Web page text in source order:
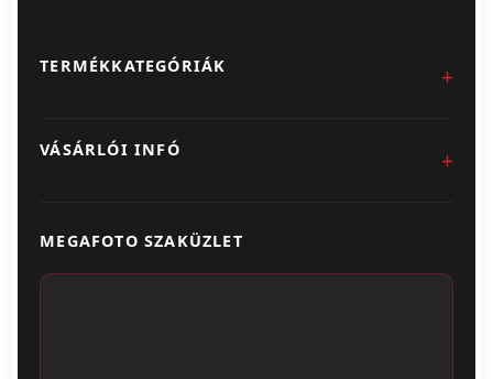
TERMÉKKATEGÓRIÁK
Fotókidolgozás
Poszter & Falikép
Fotónaptár
VÁSÁRLÓI INFÓ
Szállítás & Fizetés
MEGAFOTO SZAKÜZLET